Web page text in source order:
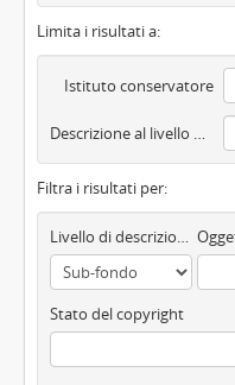
Limita i risultati a:
Istituto conservatore
Descrizione al livello più alto
Filtra i risultati per:
Livello di descrizione
Stato del copyright